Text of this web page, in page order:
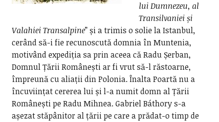
lui Dumnezeu, al
Transilvaniei și
Valahiei Transalpine” și a trimis o solie la Istanbul,
cerând să-i fie recunoscută domnia în Muntenia,
motivând expediția sa prin aceea că Radu Șerban,
Domnul Țării Românești ar fi vrut să-l răstoarne,
împreună cu aliații din Polonia. Înalta Poartă nu a
încuviințat cererea lui și l-a numit domn al Țării
Românești pe Radu Mihnea. Gabriel Báthory s-a
așezat stăpânitor al țării pe care a prădat-o timp de